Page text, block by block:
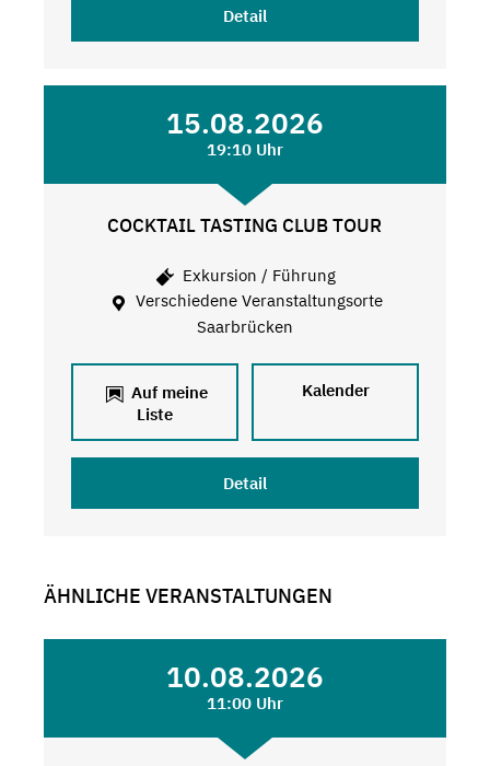
Detail
15.08.2026
19:10 Uhr
COCKTAIL TASTING CLUB TOUR
Exkursion / Führung
Verschiedene Veranstaltungsorte
Saarbrücken
Auf meine
Liste
Kalender
Detail
ÄHNLICHE VERANSTALTUNGEN
10.08.2026
11:00 Uhr